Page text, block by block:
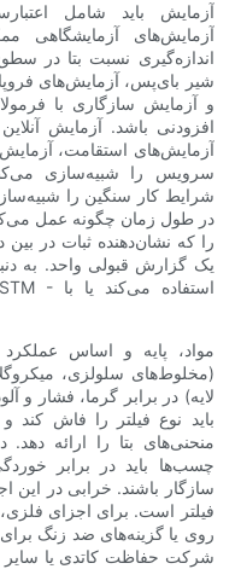
آزمایش باید شامل
آزمایش‌های
اندازه‌گیری نسبت بتا در
شیر بای‌پس، آزمایش‌های
و آزمایش سازگاری با
افزودنی باشد. آزمایش
آزمایش‌های استقامت،
سرویس را شبیه‌سازی
شرایط کار سنگین را
در طول زمان چگونه عمل
را که نشان‌دهنده ثبات در
یک گزارش قبولی واحد. به
مواد، پایه و اساس عملکرد
(مخلوط‌های سلولزی،
لایه) در برابر گرما، فشار و
باید نوع فیلتر را فاش کند
منحنی‌های بتا را ارائه
چسب‌ها باید در برابر
سازگار باشند. خرابی در این
فیلتر است. برای اجزای
روی یا گزینه‌های ضد زنگ
شرکت حفاظت کاتدی یا سایر